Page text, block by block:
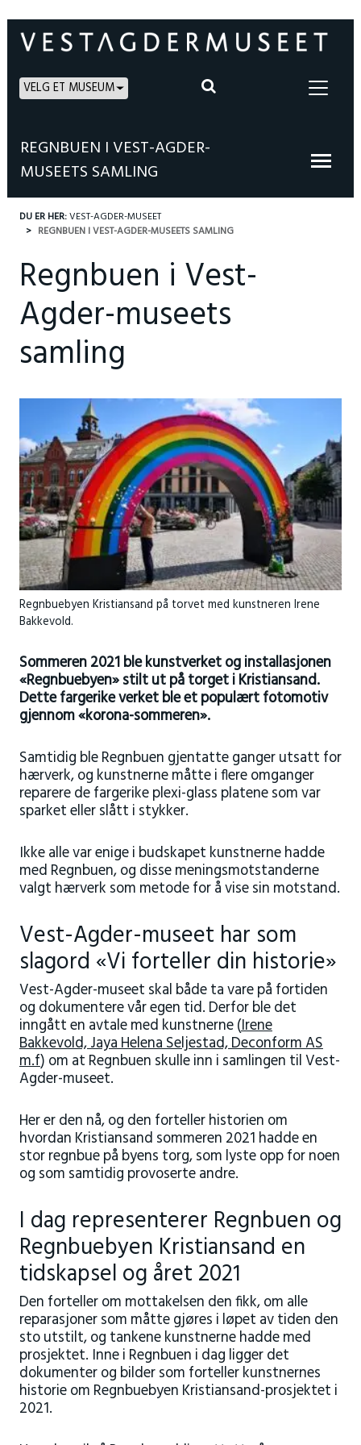
VELG ET MUSEUM
REGNBUEN I VEST-AGDER-
MUSEETS SAMLING
DU ER HER:VEST-AGDER-MUSEET
REGNBUEN I VEST-AGDER-MUSEETS SAMLING
Regnbuen i Vest-
Agder-museets
samling
Regnbuebyen Kristiansand på torvet med kunstneren Irene
Bakkevold.
Sommeren 2021 ble kunstverket og installasjonen
«Regnbuebyen» stilt ut på torget i Kristiansand.
Dette fargerike verket ble et populært fotomotiv
gjennom «korona-sommeren».
Samtidig ble Regnbuen gjentatte ganger utsatt for
hærverk, og kunstnerne måtte i flere omganger
reparere de fargerike plexi-glass platene som var
sparket eller slått i stykker.
Ikke alle var enige i budskapet kunstnerne hadde
med Regnbuen, og disse meningsmotstanderne
valgt hærverk som metode for å vise sin motstand.
Vest-Agder-museet har som
slagord «Vi forteller din historie»
Vest-Agder-museet skal både ta vare på fortiden
og dokumentere vår egen tid. Derfor ble det
inngått en avtale med kunstnerne (Irene
Bakkevold, Jaya Helena Seljestad, Deconform AS
m.f) om at Regnbuen skulle inn i samlingen til Vest-
Agder-museet.
Her er den nå, og den forteller historien om
hvordan Kristiansand sommeren 2021 hadde en
stor regnbue på byens torg, som lyste opp for noen
og som samtidig provoserte andre.
I dag representerer Regnbuen og
Regnbuebyen Kristiansand en
tidskapsel og året 2021
Den forteller om mottakelsen den fikk, om alle
reparasjoner som måtte gjøres i løpet av tiden den
sto utstilt, og tankene kunstnerne hadde med
prosjektet. Inne i Regnbuen i dag ligger det
dokumenter og bilder som forteller kunstnernes
historie om Regnbuebyen Kristiansand-prosjektet i
2021.